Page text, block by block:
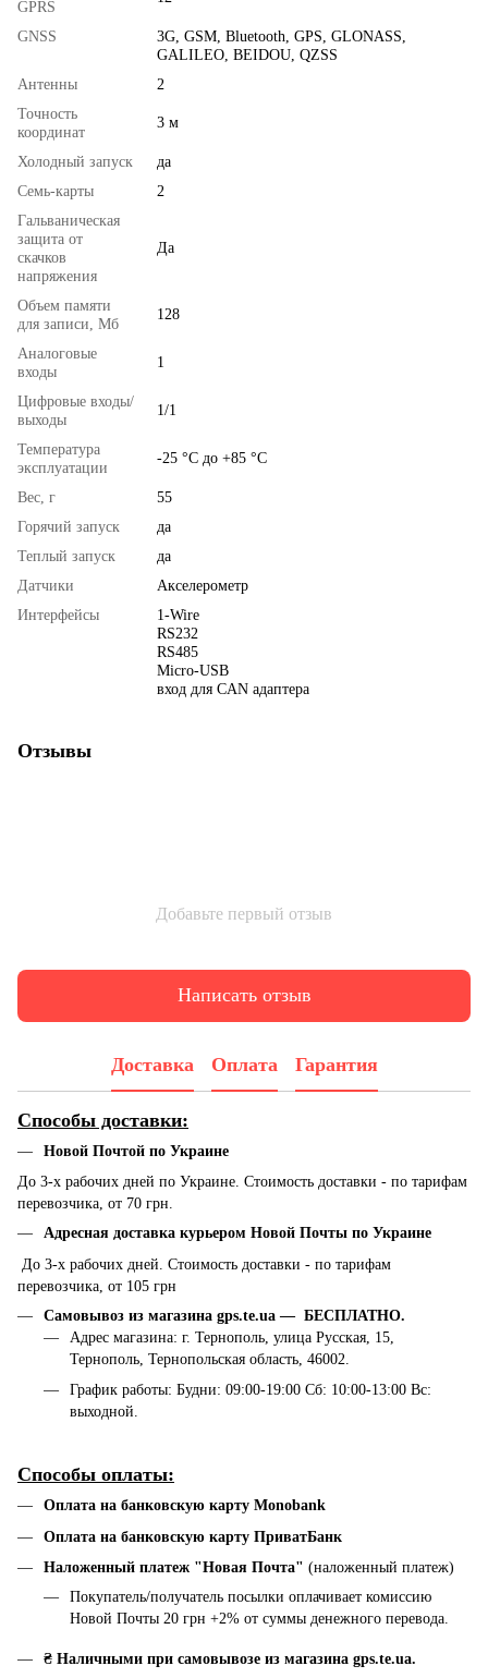
GPRS
GNSS
3G, GSM, Bluetooth, GPS, GLONASS,
GALILEO, BEIDOU, QZSS
Антенны
2
Точность
координат
3 м
Холодный запуск
да
Семь-карты
2
Гальваническая
защита от
скачков
напряжения
Да
Объем памяти
для записи, Мб
128
Аналоговые
входы
1
Цифровые входы/
выходы
1/1
Температура
эксплуатации
-25 °С до +85 °С
Вес, г
55
Горячий запуск
да
Теплый запуск
да
Датчики
Акселерометр
Интерфейсы
1-Wire
RS232
RS485
Micro-USB
вход для CAN адаптера
Отзывы
Добавьте первый отзыв
Написать отзыв
Доставка Оплата Гарантия
Способы доставки:
Новой Почтой по Украине
До 3-х рабочих дней по Украине. Стоимость доставки - по тарифам
перевозчика, от 70 грн.
Адресная доставка курьером Новой Почты по Украине
До 3-х рабочих дней. Стоимость доставки - по тарифам
перевозчика, от 105 грн
Самовывоз из магазина gps.te.ua — БЕСПЛАТНО.
Адрес магазина: г. Тернополь, улица Русская, 15,
Тернополь, Тернопольская область, 46002.
График работы: Будни: 09:00-19:00 Сб: 10:00-13:00 Вс:
выходной.
Способы оплаты:
Оплата на банковскую карту Monobank
Оплата на банковскую карту ПриватБанк
Наложенный платеж "Новая Почта" (наложенный платеж)
Покупатель/получатель посылки оплачивает комиссию
Новой Почты 20 грн +2% от суммы денежного перевода.
₴ Наличными при самовывозе из магазина gps.te.ua.